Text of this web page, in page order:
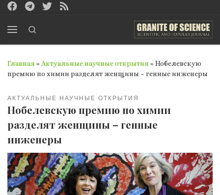
Перейти к содержимому
Главная » Актуальные научные открытия » Нобелевскую
премию по химии разделят женщины – генные инженеры
АКТУАЛЬНЫЕ НАУЧНЫЕ ОТКРЫТИЯ
Нобелевскую премию по химии
разделят женщины – генные
инженеры